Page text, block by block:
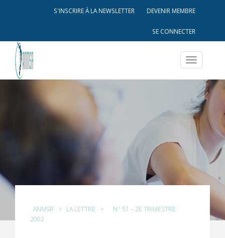
S'INSCRIRE À LA NEWSLETTER DEVENIR MEMBRE
SE CONNECTER
Toggle
ANMSR > LA LETTRE >
N° 51 – 2E TRIMESTRE
2002